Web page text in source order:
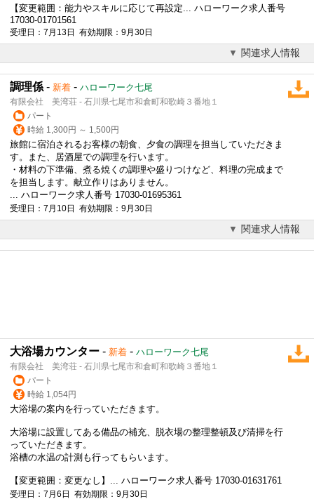
【変更範囲：能力やスキルに応じて再設定... ハローワーク求人番号
17030-01701561
受理日：7月13日 有効期限：9月30日
関連求人情報
調理係 - 新着 - ハローワーク七尾
有限会社 美湾荘 - 石川県七尾市和倉町和歌崎３番地１
パート
時給 1,300円 ～ 1,500円
旅館に宿泊されるお客様の朝食、夕食の調理を担当していただきま
す。また、居酒屋での調理を行います。
・材料の下準備、煮る焼くの調理や盛りつけなど、料理の完成まで
を担当します。献立作りはありません。
... ハローワーク求人番号 17030-01695361
受理日：7月10日 有効期限：9月30日
関連求人情報
大浴場カウンター - 新着 - ハローワーク七尾
有限会社 美湾荘 - 石川県七尾市和倉町和歌崎３番地１
パート
時給 1,054円
大浴場の案内を行っていただきます。
大浴場に設置してある備品の補充、脱衣場の整理整頓及び清掃を行
っていただきます。
浴槽の水温の計測も行ってもらいます。
【変更範囲：変更なし】... ハローワーク求人番号 17030-01631761
受理日：7月6日 有効期限：9月30日